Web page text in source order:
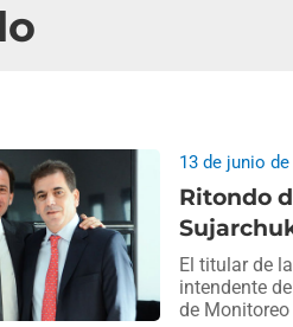
Ritondo
13 de junio
El titular de
intendente
de